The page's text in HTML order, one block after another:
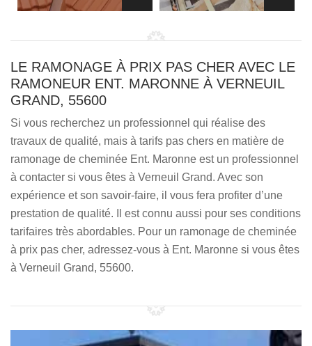
LE RAMONAGE À PRIX PAS CHER AVEC LE
RAMONEUR ENT. MARONNE À VERNEUIL
GRAND, 55600
Si vous recherchez un professionnel qui réalise des
travaux de qualité, mais à tarifs pas chers en matière de
ramonage de cheminée Ent. Maronne est un professionnel
à contacter si vous êtes à Verneuil Grand. Avec son
expérience et son savoir-faire, il vous fera profiter d’une
prestation de qualité. Il est connu aussi pour ses conditions
tarifaires très abordables. Pour un ramonage de cheminée
à prix pas cher, adressez-vous à Ent. Maronne si vous êtes
à Verneuil Grand, 55600.